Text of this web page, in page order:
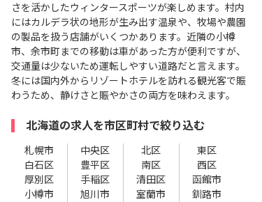
さを活かしたウィンタースポーツが楽しめます。村内
にはカルデラ状の地形が生み出す温泉や、牧場や農園
の製品を扱う店舗がいくつかあります。近隣の小樽
市、余市町までの移動は車があった方が便利ですが、
交通量は少ないため運転しやすい道路だと言えます。
冬には国内外からリゾートホテルを訪れる観光客で賑
わうため、静けさと賑やかさの両方を味わえます。
北海道の求人を市区町村で絞り込む
札幌市 中央区 北区
東区
白石区
豊平区 南区
西区
厚別区
手稲区 清田区
函館市
小樽市
旭川市 室蘭市
釧路市